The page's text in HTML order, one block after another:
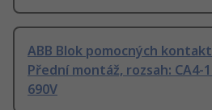
ABB Blok pomocných
Přední montáž, rozsah: CA4-
690V